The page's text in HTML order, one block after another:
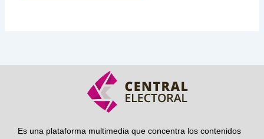
Es una plataforma multimedia que concentra los contenidos